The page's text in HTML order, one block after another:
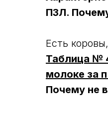
ПЗЛ.
Есть
Таблица №
молоке за
Почему не